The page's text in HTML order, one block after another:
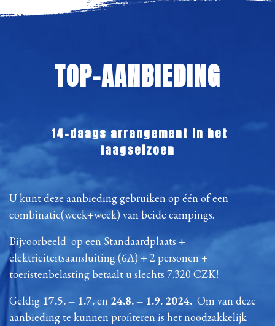
TOP-AANBIEDING
14-daags arrangement in het
laagseizoen
U kunt deze aanbieding gebruiken op één of een
combinatie(week+week) van beide campings.
Bijvoorbeeld op een Standaardplaats +
elektriciteitsaansluiting (6A) + 2 personen +
toeristenbelasting betaalt u slechts 7.320 CZK!
Geldig 17.5. – 1.7.en 24.8. – 1.9. 2024. Om van deze
aanbieding te kunnen profiteren is het noodzakkelijk